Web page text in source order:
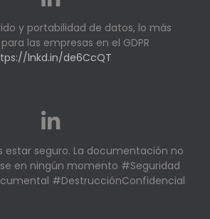
y portabilidad de datos, lo más
las empresas en el GDPR
lnkd.in/de6CcQT
estar seguro. La documentación no
en ningún momento #Seguridad
#DestrucciónConfidencial